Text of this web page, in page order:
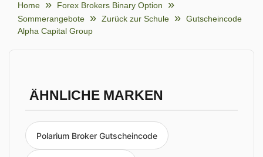
Home
Forex Brokers Binary Option
Sommerangebote
Zurück zur Schule
Gutscheincode
Alpha Capital Group
ÄHNLICHE MARKEN
Polarium Broker Gutscheincode